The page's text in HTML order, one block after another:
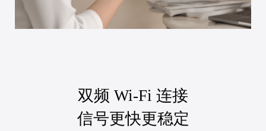
双频 Wi-Fi 连接
信号更快更稳定